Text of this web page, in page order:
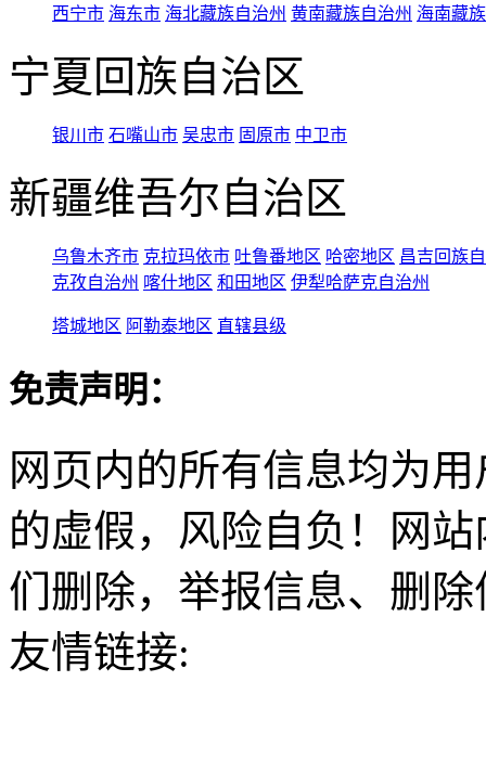
西宁市 海东市 海北藏族自治州 黄南藏族自治州 海南藏
宁夏回族自治区
银川市 石嘴山市 吴忠市 固原市 中卫市
新疆维吾尔自治区
乌鲁木齐市 克拉玛依市 吐鲁番地区 哈密地区 昌吉回族
克孜自治州 喀什地区 和田地区 伊犁哈萨克自治州
塔城地区 阿勒泰地区 直辖县级
免责声明：
网页内的所有信息均为
的虚假，风险自负！网
们删除，举报信息、删
友情链接: